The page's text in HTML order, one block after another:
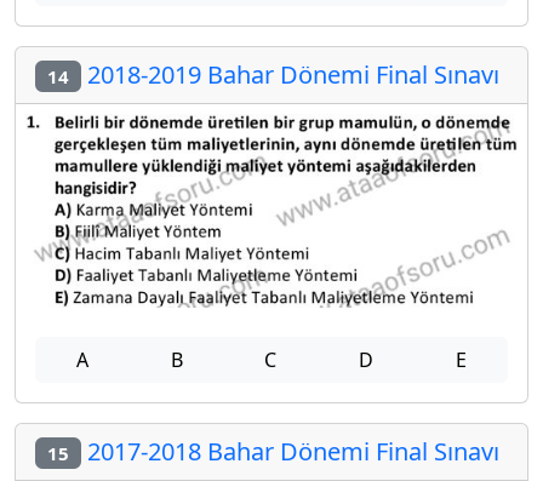
14 2018-2019 Bahar Dönemi Final Sınavı
A B C D E
15 2017-2018 Bahar Dönemi Final Sınavı